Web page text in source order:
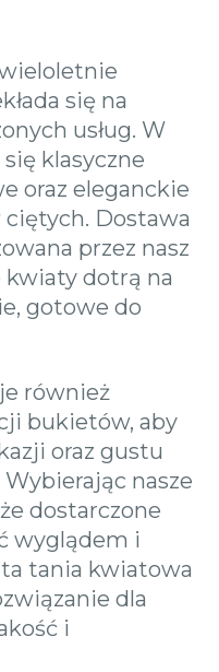
się na
usług. W
klasyczne
oraz eleganckie
Dostawa
przez nasz
kwiaty dotrą na
gotowe do
również
bukietów, aby
oraz gustu
nasze
dostarczone
wyglądem i
tania kwiatowa
dla
i